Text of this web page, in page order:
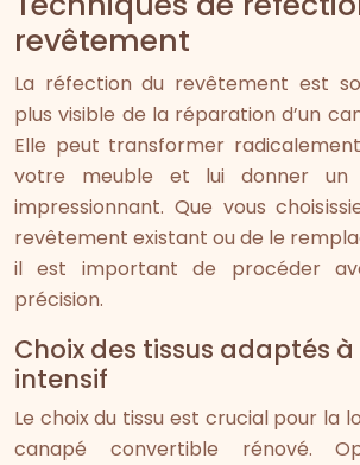
revêtement
La réfection du revêtement est
plus visible de la réparation d’un
Elle peut transformer
votre meuble et lui donner un
impressionnant. Que vous
revêtement existant ou de le
il est important de procéder
précision.
Choix des tissus adaptés
intensif
Le choix du tissu est crucial pour la
canapé convertible rénové.